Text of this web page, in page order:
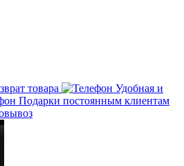
товара
Удобная и
Подарки постоянным клиентам